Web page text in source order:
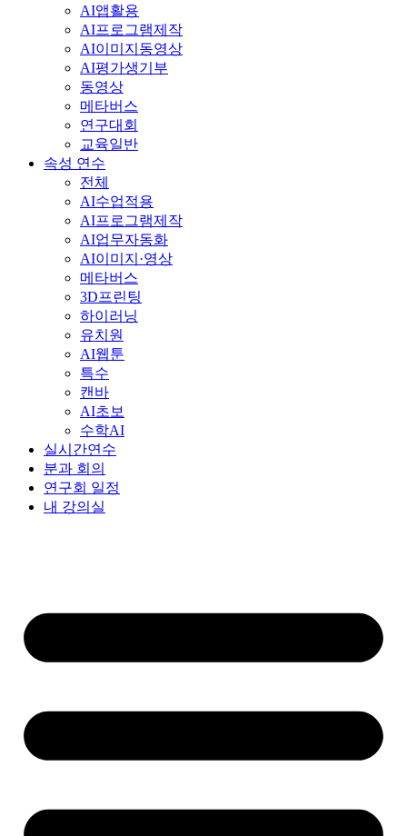
AI앱활용
AI프로그램제작
AI이미지동영상
AI평가생기부
동영상
메타버스
연구대회
교육일반
속성 연수
전체
AI수업적용
AI프로그램제작
AI업무자동화
AI이미지·영상
메타버스
3D프린팅
하이러닝
유치원
AI웹툰
특수
캔바
AI초보
수학AI
실시간연수
분과 회의
연구회 일정
내 강의실